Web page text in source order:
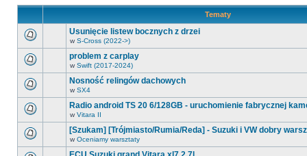
Tematy
forum
ma
nowych
nieprzeczytanych
postów.
Usunięcie listew bocznych z drzei
w S-Cross (2022->)
forum
ma
nowych
nieprzeczytanych
postów.
problem z carplay
w Swift (2017-2024)
forum
ma
nowych
nieprzeczytanych
postów.
Nosność relingów dachowych
w SX4
forum
ma
Radio android TS 20 6/128GB - uruchomienie fabrycznej
w Vitara II
[Szukam] [Trójmiasto/Rumia/Reda] - Suzuki i VW dobry
w Oceniamy warsztaty